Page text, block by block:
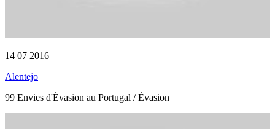
14 07 2016
Alentejo
99 Envies d'Évasion au Portugal / Évasion